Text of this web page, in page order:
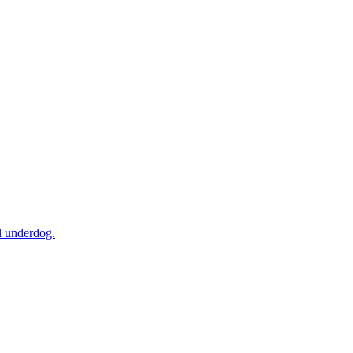
underdog.